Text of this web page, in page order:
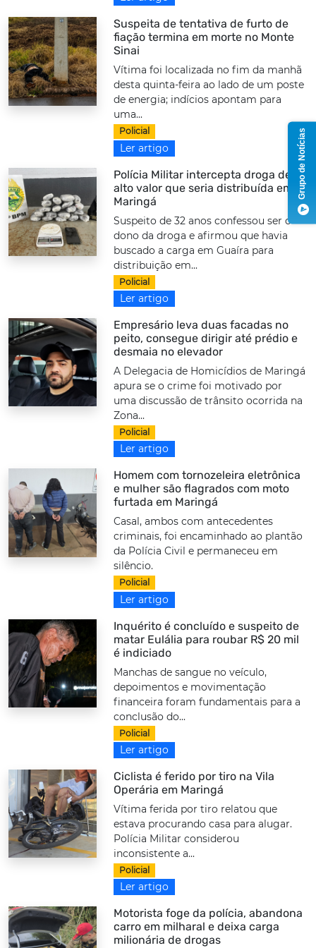
Suspeita de tentativa de furto de
fiação termina em morte no Monte
Sinai
Vítima foi localizada no fim da manhã
desta quinta-feira ao lado de um poste
de energia; indícios apontam para
uma...
Policial
Ler artigo
Polícia Militar intercepta droga de
alto valor que seria distribuída em
Maringá
Suspeito de 32 anos confessou ser o
dono da droga e afirmou que havia
buscado a carga em Guaíra para
distribuição em...
Policial
Ler artigo
Empresário leva duas facadas no
peito, consegue dirigir até prédio e
desmaia no elevador
A Delegacia de Homicídios de Maringá
apura se o crime foi motivado por
uma discussão de trânsito ocorrida na
Zona...
Policial
Ler artigo
Homem com tornozeleira eletrônica
e mulher são flagrados com moto
furtada em Maringá
Casal, ambos com antecedentes
criminais, foi encaminhado ao plantão
da Polícia Civil e permaneceu em
silêncio.
Policial
Ler artigo
Inquérito é concluído e suspeito de
matar Eulália para roubar R$ 20 mil
é indiciado
Manchas de sangue no veículo,
depoimentos e movimentação
financeira foram fundamentais para a
conclusão do...
Policial
Ler artigo
Ciclista é ferido por tiro na Vila
Operária em Maringá
Vítima ferida por tiro relatou que
estava procurando casa para alugar.
Polícia Militar considerou
inconsistente a...
Policial
Ler artigo
Motorista foge da polícia, abandona
carro em milharal e deixa carga
milionária de drogas
Grupo de Notícias